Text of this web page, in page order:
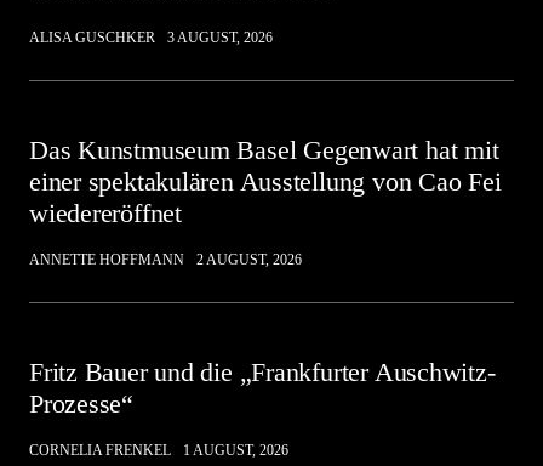
ALISA GUSCHKER 3 AUGUST, 2026
Das Kunstmuseum Basel Gegenwart hat mit
einer spektakulären Ausstellung von Cao Fei
wiedereröffnet
ANNETTE HOFFMANN 2 AUGUST, 2026
Fritz Bauer und die „Frankfurter Auschwitz-
Prozesse“
CORNELIA FRENKEL 1 AUGUST, 2026